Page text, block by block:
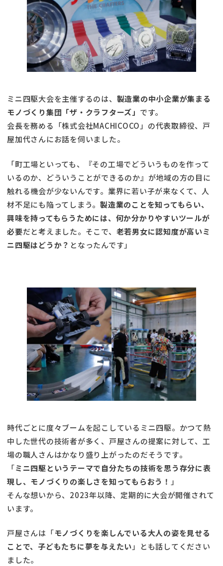
ミニ四駆大会を主催するのは、 製造業の中小企業が集まる
モノづくり集団「ザ・クラフターズ」 です。
会長を務める「株式会社MACHICOCO」の代表取締役、戸
屋加代さんにお話を伺いました。
「町工場といっても、『その工場でどういうものを作って
いるのか、どういうことができるのか』が地域の方の目に
触れる機会が少ないんです。業界に若い子が来なくて、人
材不足にも陥ってしまう。 製造業のことを知ってもらい、
興味を持ってもらうためには、何か分かりやすいツールが
必要だと考えました。そこで、 老若男女に認知度が高いミ
ニ四駆はどうか？ となったんです」
時代ごとに度々ブームを起こしているミニ四駆。かつて熱
中した世代の技術者が多く、戸屋さんの提案に対して、工
場の職人さんはかなり盛り上がったのだそうです。
「ミニ四駆というテーマで自分たちの技術を思う存分に表
現し、モノづくりの楽しさを知ってもらおう！ 」
そんな想いから、2023年以降、定期的に大会が開催されて
います。
戸屋さんは「モノづくりを楽しんでいる大人の姿を見せる
ことで、子どもたちに夢を与えたい」とも話してください
ました。